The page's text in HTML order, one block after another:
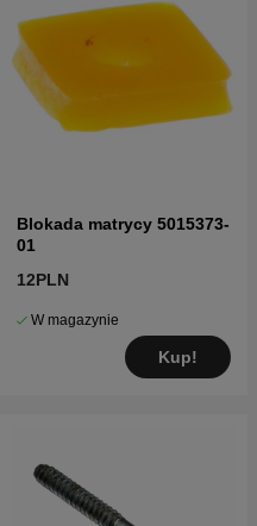
Blokada matrycy 5015373-
01
12PLN
W magazynie
Kup!